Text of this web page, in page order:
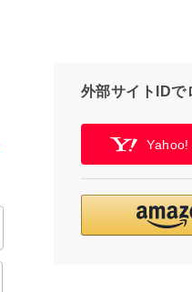
外部サイトIDで
Yahoo!